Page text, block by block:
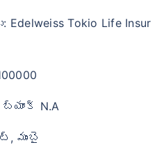
Tokio Life Insur
N.A
ముంబై